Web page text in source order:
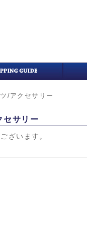
/アクセサリー
セサリー
ざいます。